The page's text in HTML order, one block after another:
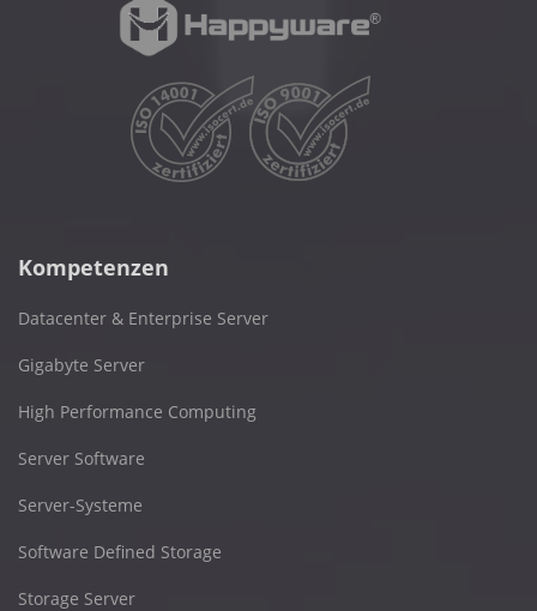
Kompetenzen
Datacenter & Enterprise Server
Gigabyte Server
High Performance Computing
Server Software
Server-Systeme
Software Defined Storage
Storage Server